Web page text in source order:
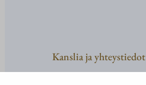
Kanslia ja yhteystiedot